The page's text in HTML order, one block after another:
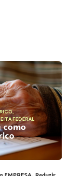
,
FEDERAL
como